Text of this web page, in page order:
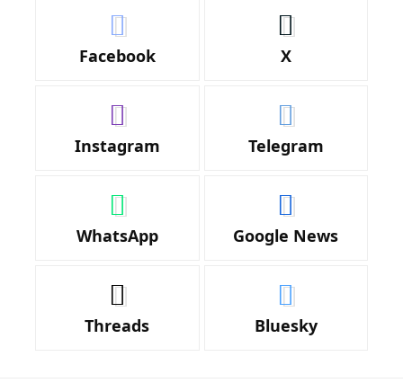
Facebook X
Instagram Telegram
WhatsApp Google News
Threads Bluesky